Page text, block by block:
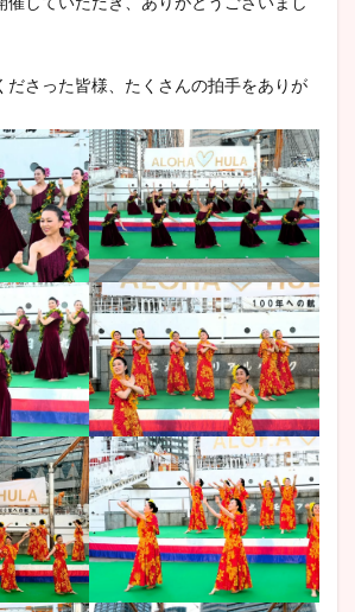
ださった皆様、たくさんの拍手をありが